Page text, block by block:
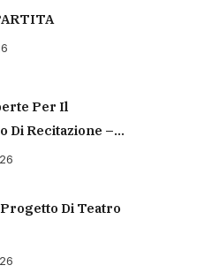
Per Il
Di Recitazione –
Di Danza
Roma
Di Teatro